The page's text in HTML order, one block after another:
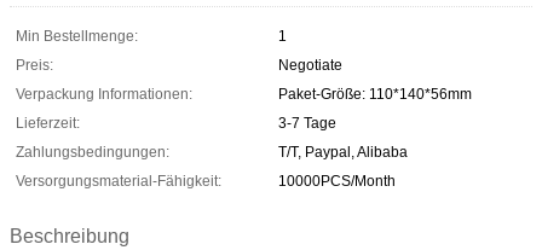
Min Bestellmenge:
1
Preis:
Negotiate
Verpackung Informationen:
Paket-Größe: 110*140*56mm
Lieferzeit:
3-7 Tage
Zahlungsbedingungen:
T/T, Paypal, Alibaba
Versorgungsmaterial-Fähigkeit:
10000PCS/Month
Beschreibung